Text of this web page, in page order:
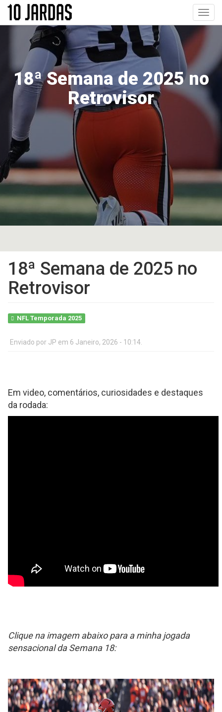
Pular
o
18ª Semana de 2025 no
Retrovisor
18ª Semana de 2025 no
Retrovisor
NFL Temporada 2025
Enviado por JP em 6 Janeiro, 2026 - 10:14.
Em video, comentários, curiosidades e destaques
da rodada:
Clique na imagem abaixo para a minha jogada
sensacional da Semana 18: